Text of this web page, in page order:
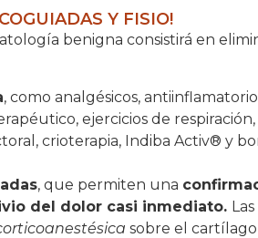
Y FISIO!
benigna consistirá en
, como analgésicos,
ejercicios de respiración,
crioterapia, Indiba Activ® y
, que permiten una
del dolor casi inmediato.
sobre el cartílago